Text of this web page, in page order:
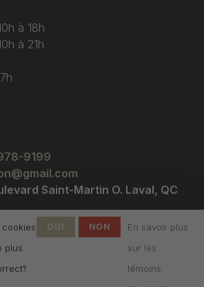
à 18h
à 21h
9199
Saint-Martin O. Laval, QC
plus
OUI NON
En savoir plus
sur les
témoins